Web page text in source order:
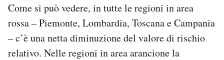
Come si può vedere, in tutte le regioni in area
rossa – Piemonte, Lombardia, Toscana e Campania
– c’è una netta diminuzione del valore di rischio
relativo. Nelle regioni in area arancione la